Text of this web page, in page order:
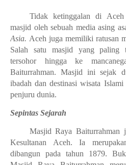
Tidak ketinggalan di
masjid oleh sebuah media asing
Asia. Aceh juga memiliki ratusan
Salah satu masjid yang paling
tersohor hingga ke
Baiturrahman. Masjid ini sejak
ibadah dan destinasi wisata
penjuru dunia.
Sepintas Sejarah
Masjid Raya Baiturrahman
Kesultanan Aceh. Ia
dibangun pada tahun 1879.